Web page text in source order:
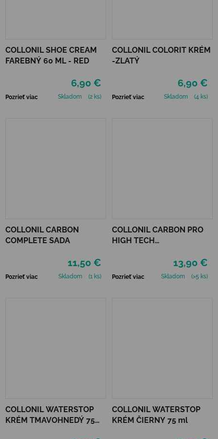
COLLONIL SHOE CREAM
FAREBNÝ 60 ML - RED
6,90 €
Pozrieť viac Skladom (2 ks)
COLLONIL COLORIT KRÉM
-ZLATÝ
6,90 €
Pozrieť viac Skladom (4 ks)
COLLONIL CARBON
COMPLETE SADA
11,50 €
Pozrieť viac Skladom (1 ks)
COLLONIL CARBON PRO
HIGH TECH
13,90 €
Pozrieť viac Skladom (>5 ks)
COLLONIL WATERSTOP
KRÉM TMAVOHNEDÝ 75
COLLONIL WATERSTOP
KRÉM ČIERNY 75 ml